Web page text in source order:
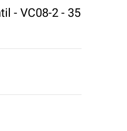
- VC08-2 - 35